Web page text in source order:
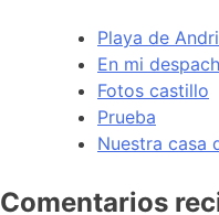
Playa de
En mi
Fotos castillo
Prueba
Nuestra casa
Comentarios